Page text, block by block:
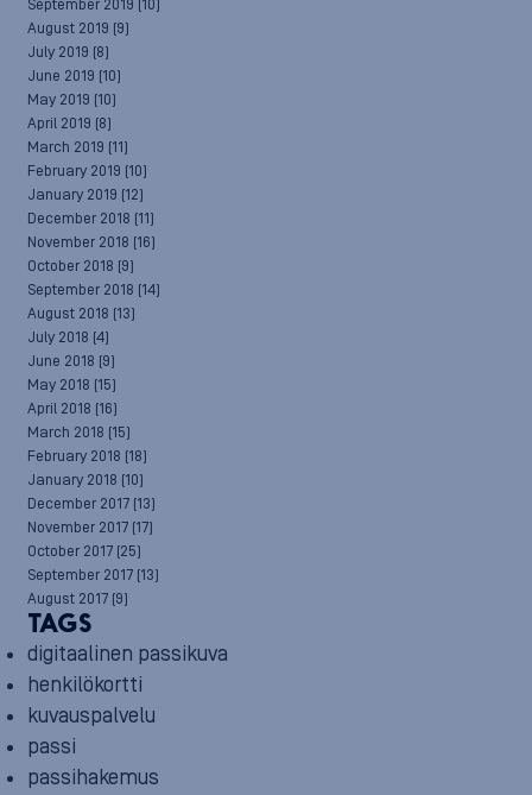
September 2019 (10)
August 2019 (9)
July 2019 (8)
June 2019 (10)
May 2019 (10)
April 2019 (8)
March 2019 (11)
February 2019 (10)
January 2019 (12)
December 2018 (11)
November 2018 (16)
October 2018 (9)
September 2018 (14)
August 2018 (13)
July 2018 (4)
June 2018 (9)
May 2018 (15)
April 2018 (16)
March 2018 (15)
February 2018 (18)
January 2018 (10)
December 2017 (13)
November 2017 (17)
October 2017 (25)
September 2017 (13)
August 2017 (9)
TAGS
digitaalinen passikuva
henkilökortti
kuvauspalvelu
passi
passihakemus